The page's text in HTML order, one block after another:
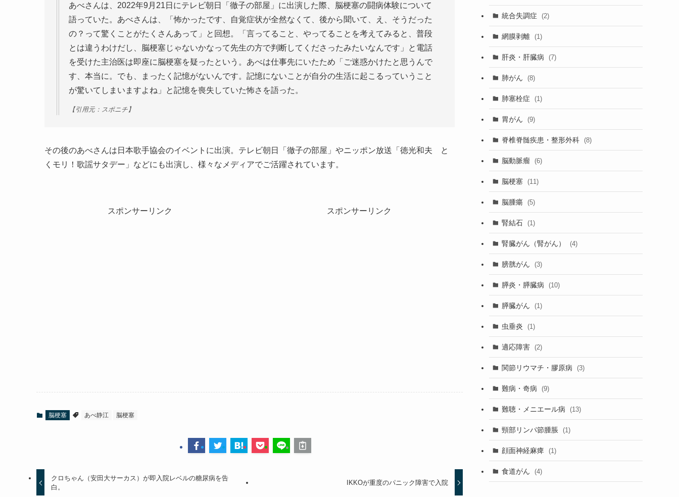
あべさんは、2022年9月21日にテレビ朝日「徹子の部屋」に出演した際、脳梗塞の闘病体験について
語っていた。あべさんは、「怖かったです、自覚症状が全然なくて、後から聞いて、え、そうだった
の？って驚くことがたくさんあって」と回想。「言ってること、やってることを考えてみると、普段
とは違うわけだし、脳梗塞じゃないかなって先生の方で判断してくださったみたいなんです」と電話
を受けた主治医は即座に脳梗塞を疑ったという。あべは仕事先にいたため「ご迷惑かけたと思うんで
す、本当に。でも、まったく記憶がないんです。記憶にないことが自分の生活に起こるっていうこと
が驚いてしまいますよね」と記憶を喪失していた怖さを語った。
【引用元：スポニチ】
その後のあべさんは日本歌手協会のイベントに出演。テレビ朝日「徹子の部屋」やニッポン放送「徳光和夫 と
くモリ！歌謡サタデー」などにも出演し、様々なメディアでご活躍されています。
スポンサーリンク スポンサーリンク
脳梗塞 あべ静江 脳梗塞
クロちゃん（安田大サーカス）が即入院レベルの糖尿病を告
白。
IKKOが重度のパニック障害で入院
統合失調症 (2)
網膜剥離 (1)
肝炎・肝臓病 (7)
肺がん (8)
肺塞栓症 (1)
胃がん (9)
脊椎脊髄疾患・整形外科 (8)
脳動脈瘤 (6)
脳梗塞 (11)
脳腫瘍 (5)
腎結石 (1)
腎臓がん（腎がん） (4)
膀胱がん (3)
膵炎・膵臓病 (10)
膵臓がん (1)
虫垂炎 (1)
適応障害 (2)
関節リウマチ・膠原病 (3)
難病・奇病 (9)
難聴・メニエール病 (13)
頸部リンパ節腫脹 (1)
顔面神経麻痺 (1)
食道がん (4)